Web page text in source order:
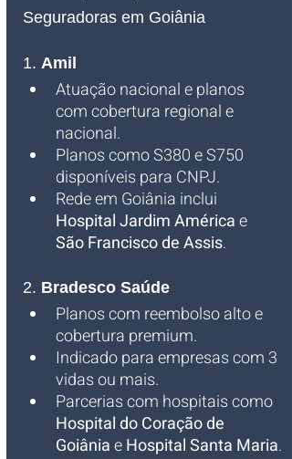
Seguradoras em Goiânia
1. Amil
Atuação nacional e planos
com cobertura regional e
nacional.
Planos como S380 e S750
disponíveis para CNPJ.
Rede em Goiânia inclui
Hospital Jardim América e
São Francisco de Assis.
2. Bradesco Saúde
Planos com reembolso alto e
cobertura premium.
Indicado para empresas com 3
vidas ou mais.
Parcerias com hospitais como
Hospital do Coração de
Goiânia e Hospital Santa Maria.